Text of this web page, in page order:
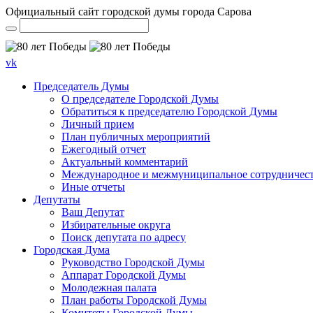
Официальный сайт городской думы города Сарова
vk
Председатель Думы
О председателе Городской Думы
Обратиться к председателю Городской Думы
Личный прием
План публичных мероприятий
Ежегодный отчет
Актуальный комментарий
Международное и межмуниципальное
Иные отчеты
Депутаты
Ваш Депутат
Избирательные округа
Поиск депутата по адресу
Городская Дума
Руководство Городской Думы
Аппарат Городской Думы
Молодежная палата
План работы Городской Думы